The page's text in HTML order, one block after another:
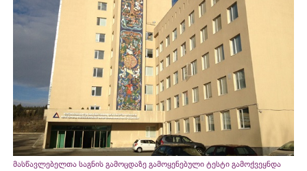
მასწავლებელთა საგნის გამოცდაზე გამოყენებული ტესტი გამოქვეყნდა